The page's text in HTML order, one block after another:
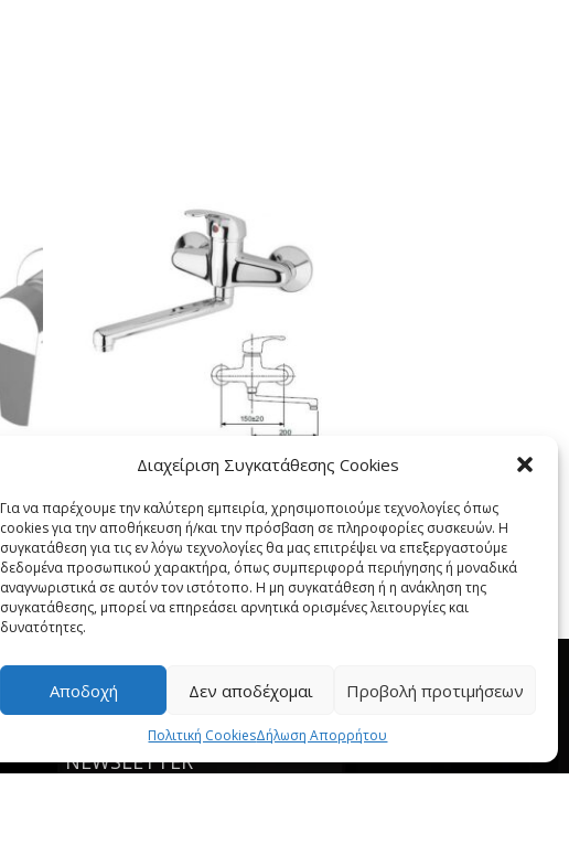
Διαχείριση Συγκατάθεσης Cookies
Για να παρέχουμε την καλύτερη εμπειρία, χρησιμοποιούμε τεχνολογίες όπως
cookies για την αποθήκευση ή/και την πρόσβαση σε πληροφορίες συσκευών. Η
συγκατάθεση για τις εν λόγω τεχνολογίες θα μας επιτρέψει να επεξεργαστούμε
δεδομένα προσωπικού χαρακτήρα, όπως συμπεριφορά περιήγησης ή μοναδικά
αναγνωριστικά σε αυτόν τον ιστότοπο. Η μη συγκατάθεση ή η ανάκληση της
συγκατάθεσης, μπορεί να επηρεάσει αρνητικά ορισμένες λειτουργίες και
δυνατότητες.
Αποδοχή Δεν αποδέχομαι Προβολή προτιμήσεων
Πολιτική CookiesΔήλωση Απορρήτου
TEK ΤΟΙΧΟΥ
68,00€
NEWSLETTER